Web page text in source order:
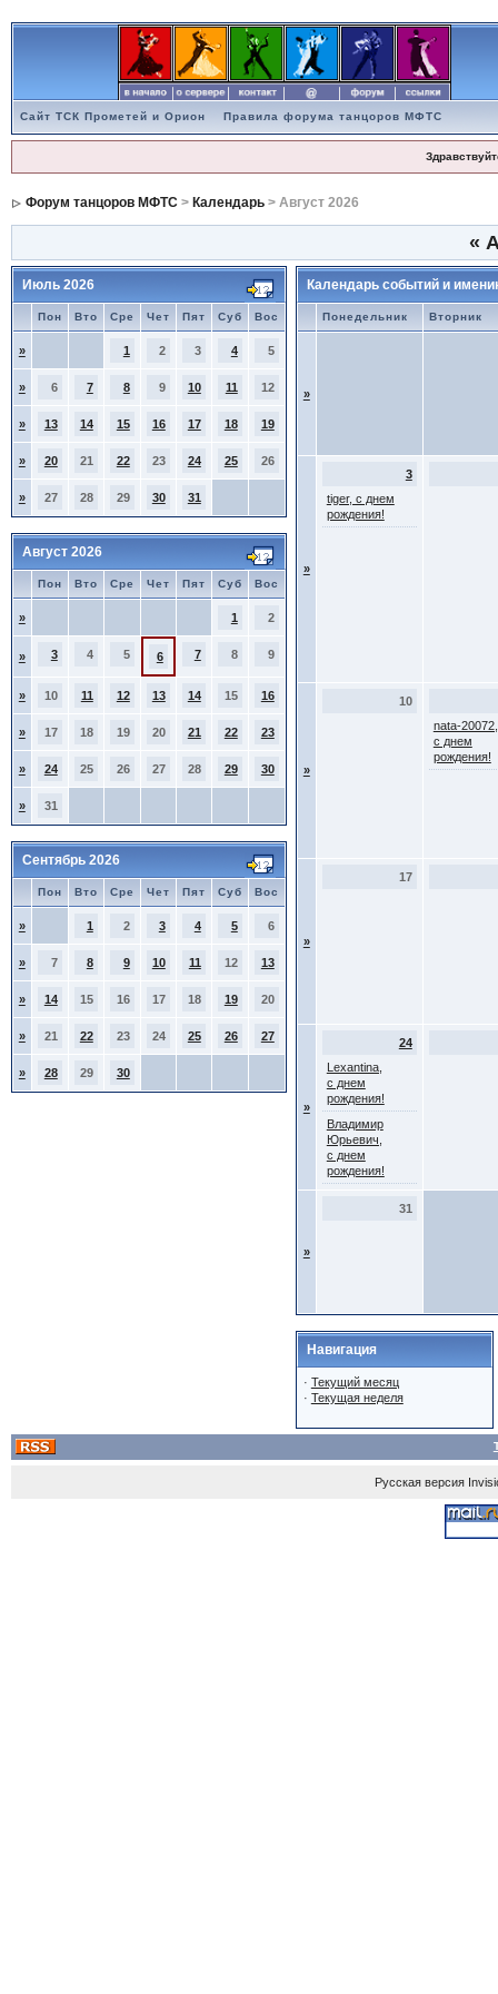
Сайт ТСК Прометей и Орион Правила форума танцоров МФТС
Форум танцоров МФТС> Календарь> Август 2026
«
Июль 2026
Пон Вто Сре Чет Пят Суб Вос
» 1 2 3 4 5
» 6 7 8 9 10 11 12
» 13 14 15 16 17 18 19
» 20 21 22 23 24 25 26
» 27 28 29 30 31
Август 2026
Пон Вто Сре Чет Пят Суб Вос
» 1 2
» 3 4 5 6 7 8 9
» 10 11 12 13 14 15 16
» 17 18 19 20 21 22 23
» 24 25 26 27 28 29 30
» 31
Сентябрь 2026
Пон Вто Сре Чет Пят Суб Вос
» 1 2 3 4 5 6
» 7 8 9 10 11 12 13
» 14 15 16 17 18 19 20
» 21 22 23 24 25 26 27
» 28 29 30
Календарь событий и
Понедельник Вторник
»
»
3
tiger, с днем
рождения!
»
10
nata-20072,
с днем
рождения!
»
17
»
24
Lexantina,
с днем
рождения!
Владимир
Юрьевич,
с днем
рождения!
»
31
Навигация
· Текущий месяц
· Текущая неделя
Русская версия